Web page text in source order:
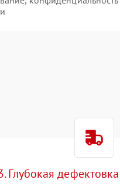
Глубокая